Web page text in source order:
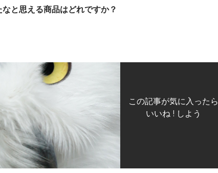
と思える商品はどれですか？
この記事が気に入ったら
いいね ! しよう